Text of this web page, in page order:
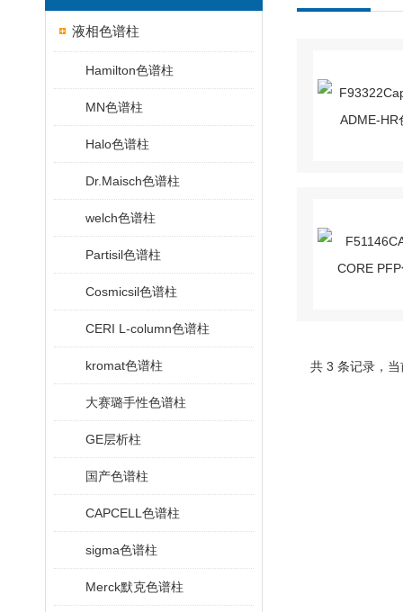
液相色谱柱
Hamilton色谱柱
MN色谱柱
Halo色谱柱
Dr.Maisch色谱柱
welch色谱柱
Partisil色谱柱
Cosmicsil色谱柱
CERI L-column色谱柱
kromat色谱柱
大赛璐手性色谱柱
GE层析柱
国产色谱柱
CAPCELL色谱柱
sigma色谱柱
Merck默克色谱柱
共 3 条记录，